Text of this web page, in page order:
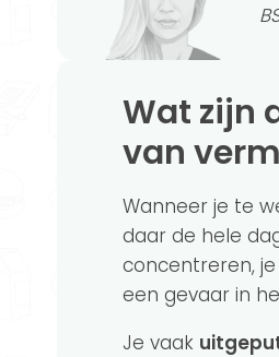
Wat zijn de symptomen
van
Wanneer je te
daar de hele
concentreren,
een gevaar in
Je vaak